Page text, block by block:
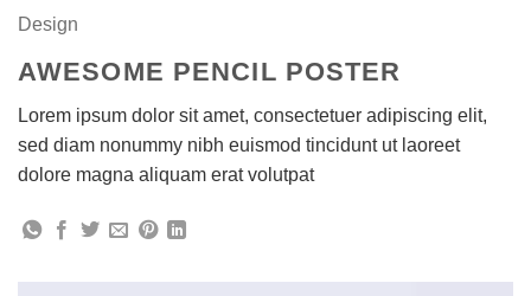
Design
AWESOME PENCIL POSTER
Lorem ipsum dolor sit amet, consectetuer adipiscing elit,
sed diam nonummy nibh euismod tincidunt ut laoreet
dolore magna aliquam erat volutpat